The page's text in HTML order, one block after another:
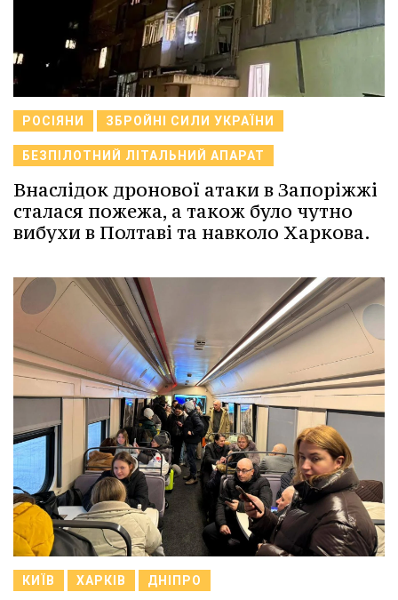
РОСІЯНИ ЗБРОЙНІ СИЛИ УКРАЇНИ
БЕЗПІЛОТНИЙ ЛІТАЛЬНИЙ АПАРАТ
Внаслідок дронової атаки в Запоріжжі
сталася пожежа, а також було чутно
вибухи в Полтаві та навколо Харкова.
КИЇВ ХАРКІВ ДНІПРО